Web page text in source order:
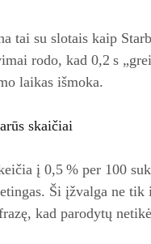
tai su slotais kaip
rodo, kad 0,2 s
laikas išmoka.
skaičiai
į 0,5 % per 100
Ši įžvalga ne tik
kad parodytų